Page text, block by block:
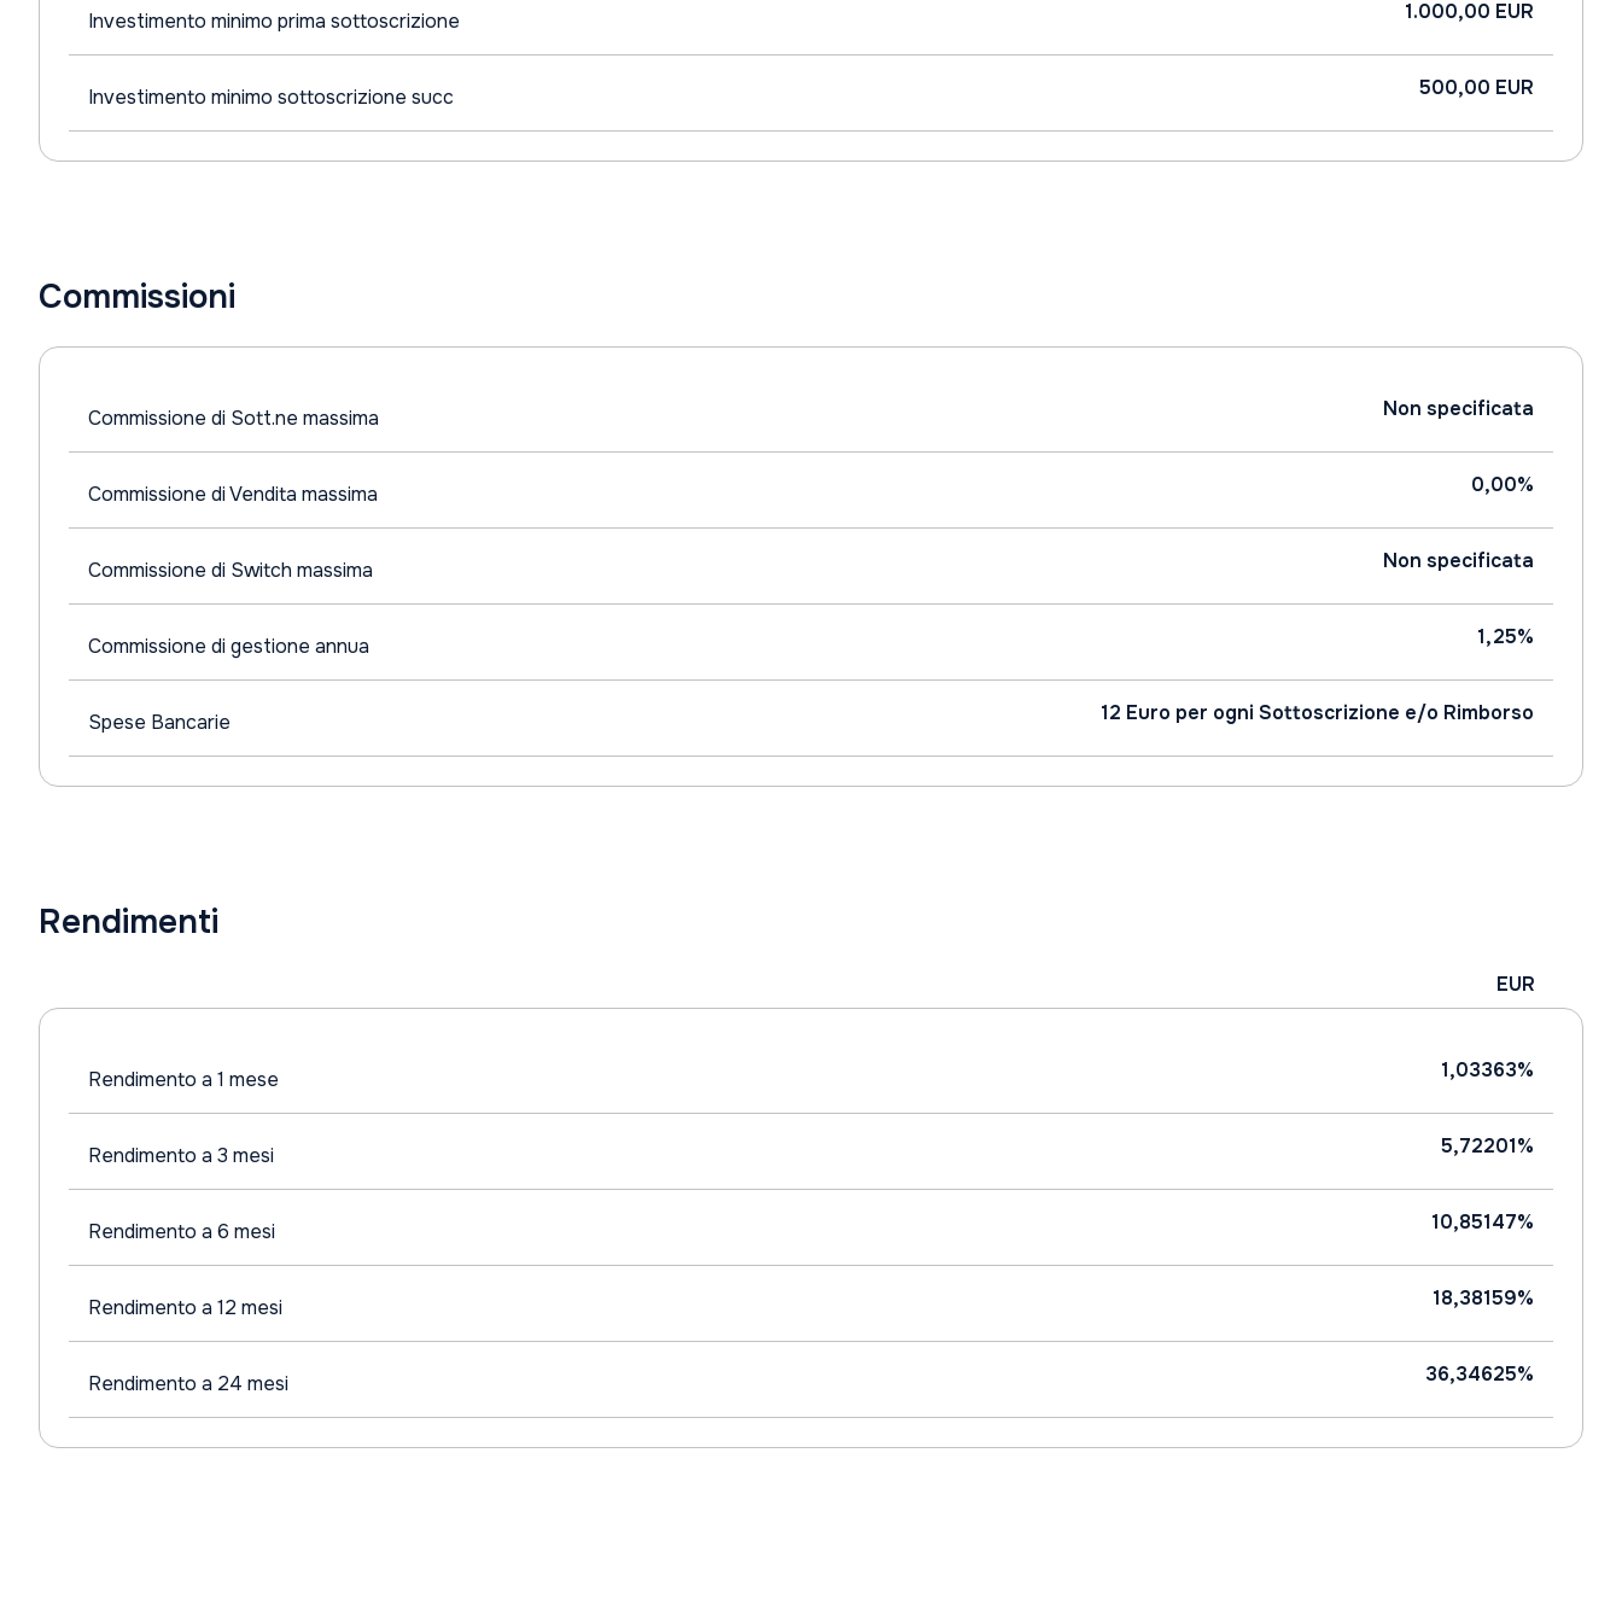
Investimento minimo prima sottoscrizione 1.000,00 EUR
Investimento minimo sottoscrizione succ 500,00 EUR
Commissioni
Commissione di Sott.ne massima Non specificata
Commissione di Vendita massima 0,00%
Commissione di Switch massima Non specificata
Commissione di gestione annua 1,25%
Spese Bancarie 12 Euro per ogni Sottoscrizione e/o Rimborso
Rendimenti
EUR
Rendimento a 1 mese 1,03363%
Rendimento a 3 mesi 5,72201%
Rendimento a 6 mesi 10,85147%
Rendimento a 12 mesi 18,38159%
Rendimento a 24 mesi 36,34625%